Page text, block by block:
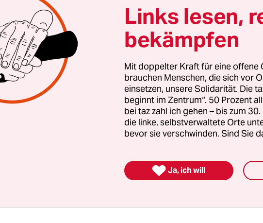
Bis Freitagabend werden 250 Vertreter aus beiden Ländern
miteinander sprechen. Immerhin etwas.
Damit war vor einem Jahr nicht unbedingt zu rechnen.
die Konferenz, die Gerhard Schröder einst zusammen mit
Putin eingeführt hatte, turnusgemäß in Russland statt.
der Veranstaltung lieferten sich die beiden Kovorsitzenden
Petersburger Dialogs einen Schlagabtausch auf der
Lobbyist Ronald Pofalla kritisierte Putins Intervention auf
sein russisches Pendant, Gazprom-Aufsichtsrat Viktor
Links lesen,
bekämpfen
Mit doppelter Kraft für eine offene
brauchen Menschen, die sich vor
einsetzen, unsere Solidarität. Die
beginnt im Zentrum“. 50 Prozent
bei taz zahl ich gehen – bis zum
die linke, selbstverwaltete Orte
bevor sie verschwinden. Sind Sie
 Ja, ich will